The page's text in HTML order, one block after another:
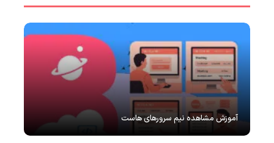
آموزش مشاهده نیم سرورهای هاست